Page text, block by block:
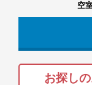
空
お探し